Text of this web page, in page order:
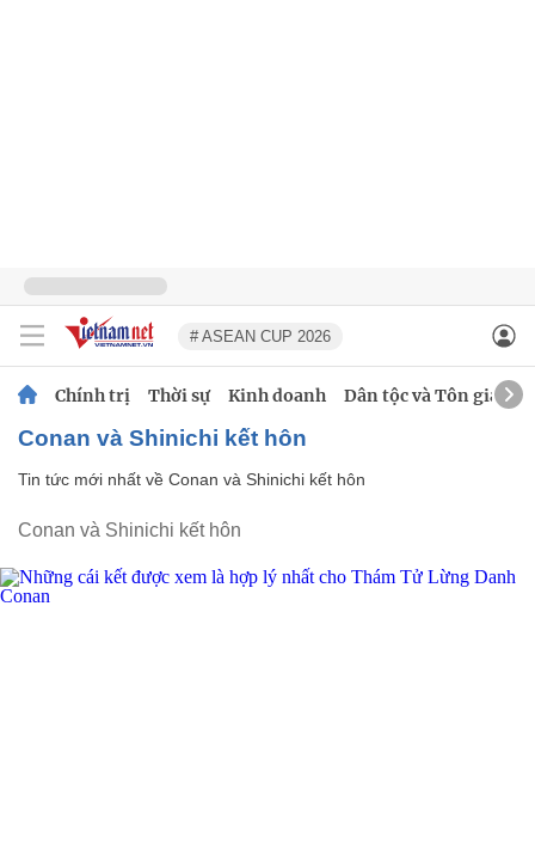
# ASEAN CUP 2026
Chính trị Thời sự Kinh doanh Dân tộc và Tôn giáo
Conan và Shinichi kết hôn
Tin tức mới nhất về Conan và Shinichi kết hôn
Conan và Shinichi kết hôn